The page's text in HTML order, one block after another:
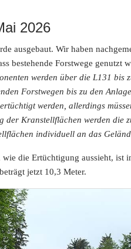
2026
ausgebaut. Wir haben
bestehende Forstwege genutzt
werden über die L131 bis
Forstwegen bis zu den
werden, allerdings
der Kranstellflächen werden die
individuell an das
wie die Ertüchtigung aussieht, ist
jetzt 10,3 Meter.